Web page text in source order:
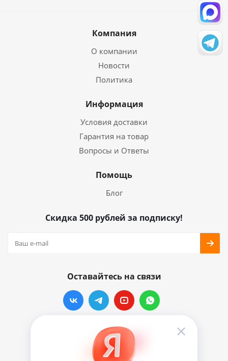
Компания
О компании
Новости
Политика
Информация
Условия доставки
Гарантия на товар
Вопросы и Ответы
Помощь
Блог
Скидка 500 рублей за подписку!
Оставайтесь на связи
Наши контакты
info@vinylmarkt.ru